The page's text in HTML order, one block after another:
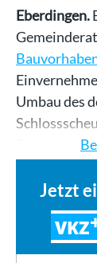
Eberdingen.
Umbau des
Jetzt
VKZ